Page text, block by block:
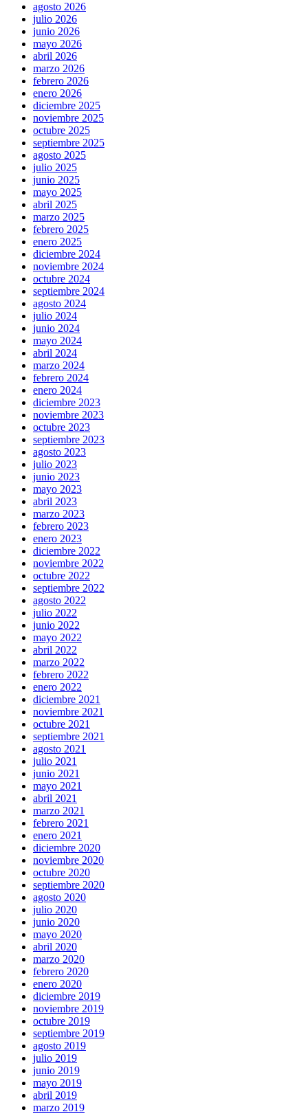
agosto 2026
julio 2026
junio 2026
mayo 2026
abril 2026
marzo 2026
febrero 2026
enero 2026
diciembre 2025
noviembre 2025
octubre 2025
septiembre 2025
agosto 2025
julio 2025
junio 2025
mayo 2025
abril 2025
marzo 2025
febrero 2025
enero 2025
diciembre 2024
noviembre 2024
octubre 2024
septiembre 2024
agosto 2024
julio 2024
junio 2024
mayo 2024
abril 2024
marzo 2024
febrero 2024
enero 2024
diciembre 2023
noviembre 2023
octubre 2023
septiembre 2023
agosto 2023
julio 2023
junio 2023
mayo 2023
abril 2023
marzo 2023
febrero 2023
enero 2023
diciembre 2022
noviembre 2022
octubre 2022
septiembre 2022
agosto 2022
julio 2022
junio 2022
mayo 2022
abril 2022
marzo 2022
febrero 2022
enero 2022
diciembre 2021
noviembre 2021
octubre 2021
septiembre 2021
agosto 2021
julio 2021
junio 2021
mayo 2021
abril 2021
marzo 2021
febrero 2021
enero 2021
diciembre 2020
noviembre 2020
octubre 2020
septiembre 2020
agosto 2020
julio 2020
junio 2020
mayo 2020
abril 2020
marzo 2020
febrero 2020
enero 2020
diciembre 2019
noviembre 2019
octubre 2019
septiembre 2019
agosto 2019
julio 2019
junio 2019
mayo 2019
abril 2019
marzo 2019